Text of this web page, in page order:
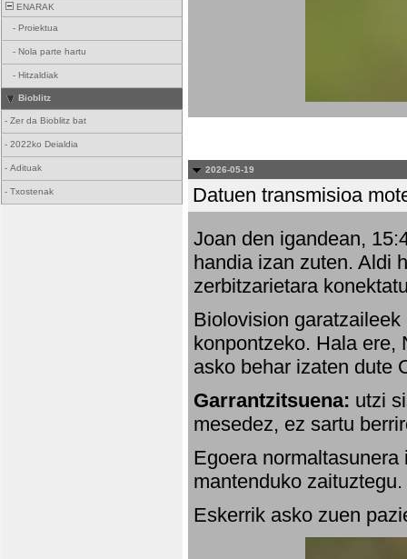
ENARAK
- Proiektua
- Nola parte hartu
- Hitzaldiak
Bioblitz
- Zer da Bioblitz bat
- 2022ko Deialdia
- Adituak
- Txostenak
2026-05-19
Datuen transmisioa
Joan den igandean,
handia izan zuten. Aldi
zerbitzarietara
Biolovision
konpontzeko. Hala ere,
asko behar izaten dute
Garrantzitsuena: utzi
mesedez, ez sartu
Egoera
mantenduko
Eskerrik asko zuen